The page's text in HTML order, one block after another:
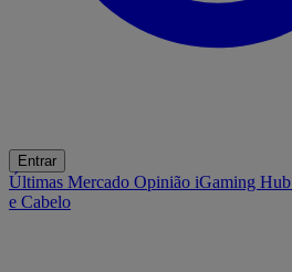
Entrar
Últimas Mercado Opinião iGaming Hub
e Cabelo